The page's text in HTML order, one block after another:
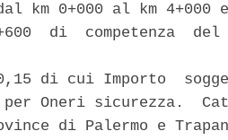
km 0+000 al km
di  competenza  del
di cui Importo
per Oneri sicurezza.
di Palermo e